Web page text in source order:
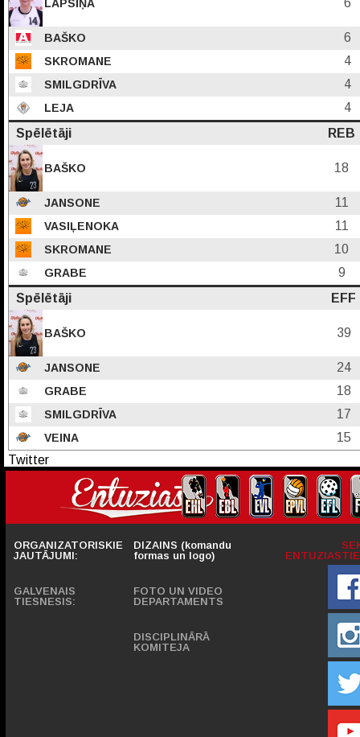
LAPSIŅA 6
BAŠKO 6
SKROMANE 4
SMILGDRĪVA 4
LEJA
4
Spēlētāji
REB
BAŠKO 18
JANSONE 11
VASIĻENOKA 11
SKROMANE 10
GRABE
9
Spēlētāji
EFF
BAŠKO 39
JANSONE 24
GRABE 18
SMILGDRĪVA 17
VEINA
15
Twitter
ORGANIZATORISKIE
JAUTĀJUMI:
GALVENAIS
TIESNESIS:
DIZAINS (komandu
formas un logo)
FOTO UN VIDEO
DEPARTAMENTS
DISCIPLINĀRĀ
KOMITEJA